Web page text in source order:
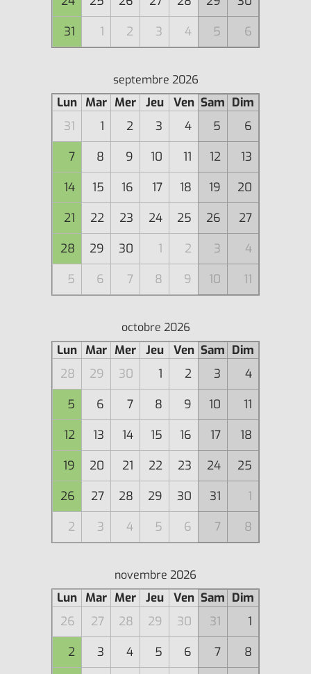
31
1 2 3 4 5 6
septembre 2026
Lun Mar Mer Jeu Ven Sam Dim
31
1 2 3 4 5
6
7
8 9 10 11 12
13
14
15 16 17 18 19
20
21
22 23 24 25 26
27
28
29 30 1 2 3
4
5
6 7 8 9 10 11
octobre 2026
Lun Mar Mer Jeu Ven Sam Dim
28
29 30 1 2 3
4
5
6 7 8 9 10
11
12
13 14 15 16 17
18
19
20 21 22 23 24
25
26
27 28 29 30 31
1
2
3 4 5 6 7 8
novembre 2026
Lun Mar Mer Jeu Ven Sam Dim
26
27 28 29 30 31
1
2
3 4 5 6 7 8